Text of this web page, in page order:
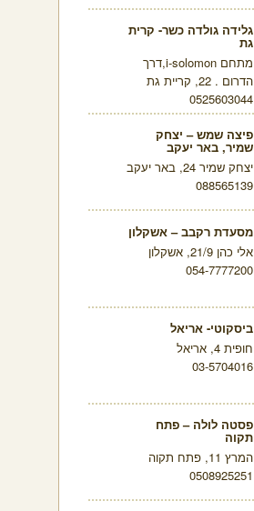
גלידה גולדה כשר- קרית
גת
מתחם i-solomon,דרך
הדרום . 22, קריית גת
0525603044
פיצה שמש – יצחק
שמיר, באר יעקב
יצחק שמיר 24, באר יעקב
088565139
מסעדת רקבב – אשקלון
אלי כהן 21/9, אשקלון
054-7777200
ביסקוטי- אריאל
חופית 4, אריאל
03-5704016
פסטה לולה – פתח
תקוה
המרץ 11, פתח תקוה
0508925251